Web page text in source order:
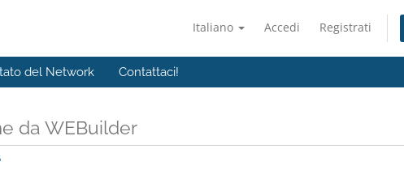
Italiano Accedi Registrati
del Network Contattaci!
da WEBuilder